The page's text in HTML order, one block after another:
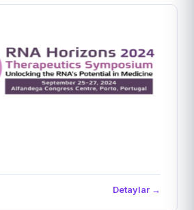
Detaylar →